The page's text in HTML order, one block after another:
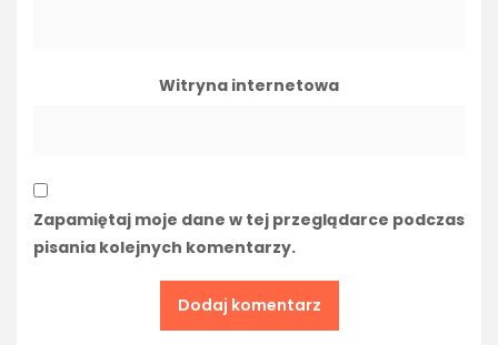
Witryna internetowa
Zapamiętaj moje dane w tej przeglądarce podczas
pisania kolejnych komentarzy.